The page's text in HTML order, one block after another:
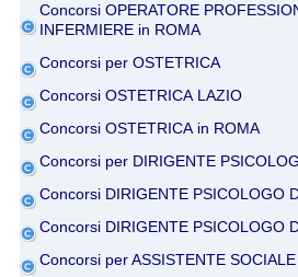
Concorsi OPERATORE
INFERMIERE in ROMA
Concorsi per OSTETRICA
Concorsi OSTETRICA LAZIO
Concorsi OSTETRICA in ROMA
Concorsi per DIRIGENTE
Concorsi DIRIGENTE PSICOLOGO
Concorsi DIRIGENTE PSICOLOGO
Concorsi per ASSISTENTE SOCIALE